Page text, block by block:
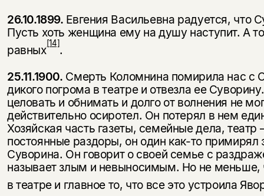
26.10.1899. Евгения Васильевна радуется,
Пусть хоть женщина ему на душу наступит. А
равных[14].
25.11.1900. Смерть Коломнина помирила нас с
дикого погрома в театре и отвезла ее
целовать и обнимать и долго от волнения не
действительно осиротел. Он потерял в нем
Хозяйская часть газеты, семейные дела,
постоянные раздоры, он один как-то
Суворина. Он говорит о своей семье с
называет злым и невыносимым. Но не меньше,
в театре и главное то, что все это устроила